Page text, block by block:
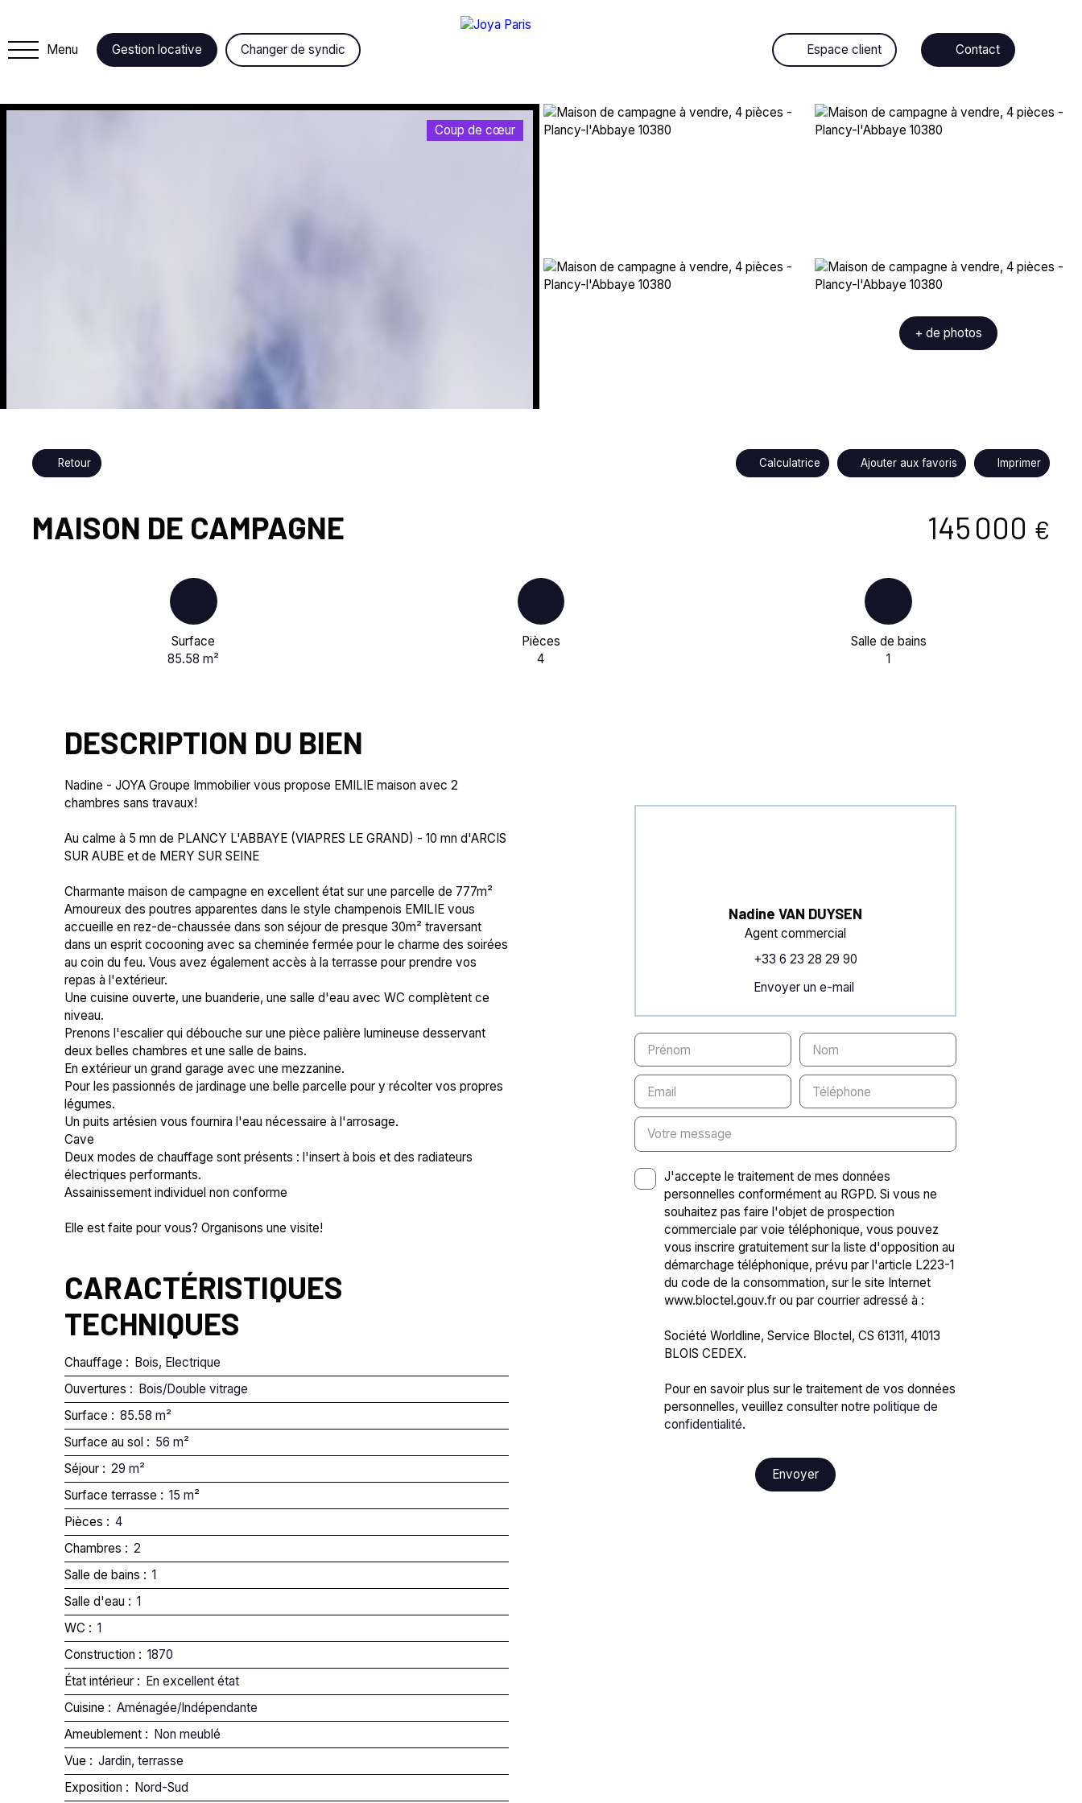
Menu Gestion locative Changer de syndic Espace client Contact
Coup de cœur
+ de photos
Retour Calculatrice Ajouter aux favoris Imprimer
MAISON DE CAMPAGNE 145 000 €
Surface
85.58m²
Pièces
4
Salle de bains
1
DESCRIPTION DU BIEN
Nadine - JOYA Groupe Immobilier vous propose EMILIE maison avec 2
chambres sans travaux!
Au calme à 5 mn de PLANCY L'ABBAYE (VIAPRES LE GRAND) - 10 mn d'ARCIS
SUR AUBE et de MERY SUR SEINE
Charmante maison de campagne en excellent état sur une parcelle de 777m²
Amoureux des poutres apparentes dans le style champenois EMILIE vous
accueille en rez-de-chaussée dans son séjour de presque 30m² traversant
dans un esprit cocooning avec sa cheminée fermée pour le charme des soirées
au coin du feu. Vous avez également accès à la terrasse pour prendre vos
repas à l'extérieur.
Une cuisine ouverte, une buanderie, une salle d'eau avec WC complètent ce
niveau.
Prenons l'escalier qui débouche sur une pièce palière lumineuse desservant
deux belles chambres et une salle de bains.
En extérieur un grand garage avec une mezzanine.
Pour les passionnés de jardinage une belle parcelle pour y récolter vos propres
légumes.
Un puits artésien vous fournira l'eau nécessaire à l'arrosage.
Cave
Deux modes de chauffage sont présents : l'insert à bois et des radiateurs
électriques performants.
Assainissement individuel non conforme
Elle est faite pour vous? Organisons une visite!
CARACTÉRISTIQUES
TECHNIQUES
Chauffage : Bois, Electrique
Ouvertures : Bois/Double vitrage
Surface : 85.58 m²
Surface au sol : 56 m²
Séjour : 29 m²
Surface terrasse : 15 m²
Pièces : 4
Chambres : 2
Salle de bains : 1
Salle d'eau : 1
WC : 1
Construction : 1870
État intérieur : En excellent état
Cuisine : Aménagée/Indépendante
Ameublement : Non meublé
Vue : Jardin, terrasse
Exposition : Nord-Sud
Nadine VAN DUYSEN
Agent commercial
+33 6 23 28 29 90
Envoyer un e-mail
Prénom Nom
Email Téléphone
Votre message
J'accepte le traitement de mes données
personnelles conformément au RGPD. Si vous ne
souhaitez pas faire l'objet de prospection
commerciale par voie téléphonique, vous pouvez
vous inscrire gratuitement sur la liste d'opposition au
démarchage téléphonique, prévu par l'article L223-1
du code de la consommation, sur le site Internet
www.bloctel.gouv.fr ou par courrier adressé à :
Société Worldline, Service Bloctel, CS 61311, 41013
BLOIS CEDEX.
Pour en savoir plus sur le traitement de vos données
personnelles, veuillez consulter notre politique de
confidentialité.
Envoyer